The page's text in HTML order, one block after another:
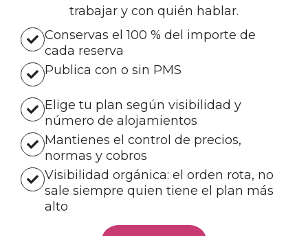
trabajar y con quién hablar.
Conservas el 100 % del importe de
cada reserva
Publica con o sin PMS
Elige tu plan según visibilidad y
número de alojamientos
Mantienes el control de precios,
normas y cobros
Visibilidad orgánica: el orden rota, no
sale siempre quien tiene el plan más
alto